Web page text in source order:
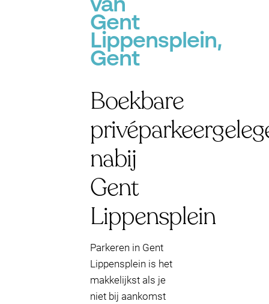
van
Gent
Lippensplein,
Gent
Boekbare
nabij
Gent
Lippensplein
Parkeren in Gent
Lippensplein is het
makkelijkst als je
niet bij aankomst